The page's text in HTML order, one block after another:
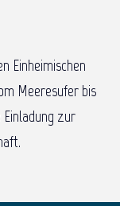
Einheimischen
Meeresufer bis
zur